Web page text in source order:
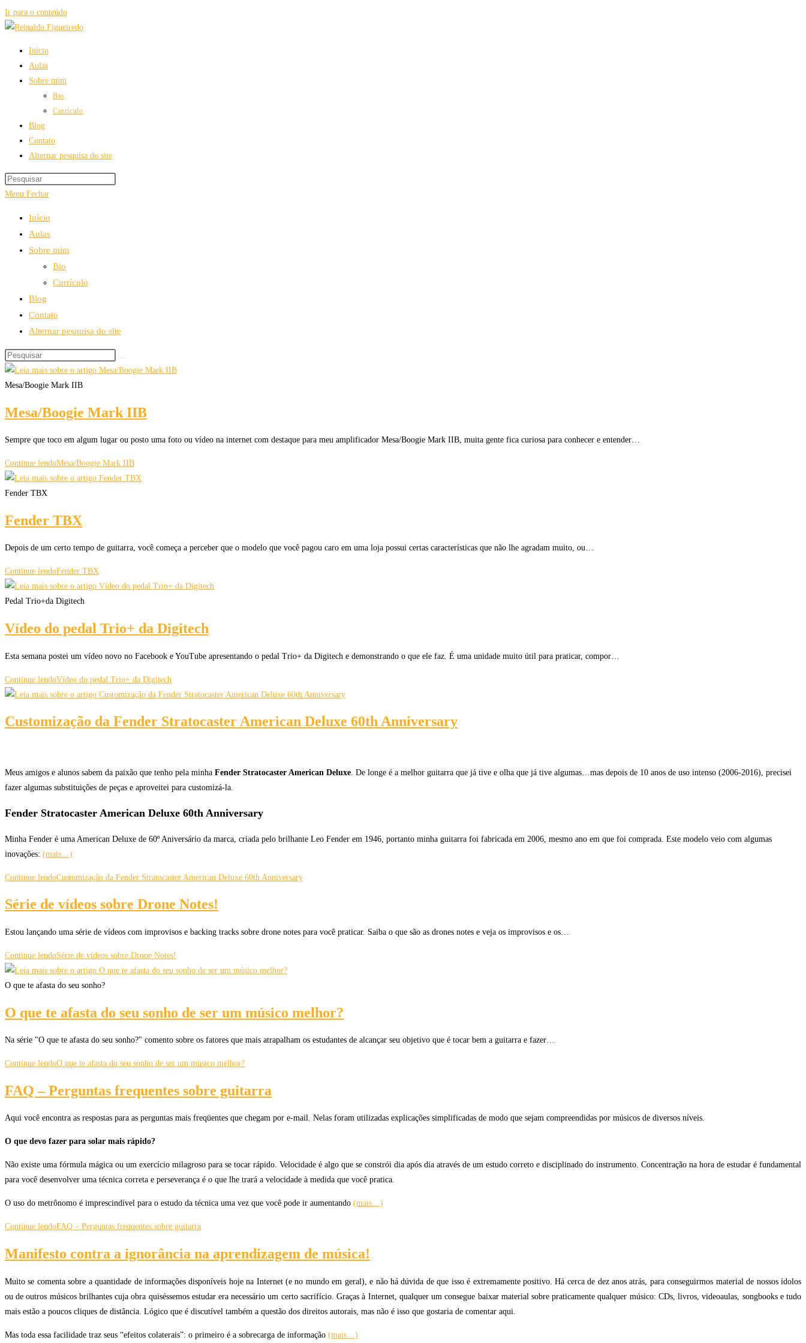
Ir para o conteúdo
Início
Aulas
Sobre mim
Bio
Currículo
Blog
Contato
Alternar pesquisa do site
Menu Fechar
Início
Aulas
Sobre mim
Bio
Currículo
Blog
Contato
Alternar pesquisa do site
Mesa/Boogie Mark IIB
Mesa/Boogie Mark IIB
Sempre que toco em algum lugar ou posto uma foto ou vídeo na internet com destaque para meu amplificador Mesa/Boogie Mark IIB, muita gente fica curiosa para conhecer e entender…
Continue lendoMesa/Boogie Mark IIB
Fender TBX
Fender TBX
Depois de um certo tempo de guitarra, você começa a perceber que o modelo que você pagou caro em uma loja possui certas características que não lhe agradam muito, ou…
Continue lendoFender TBX
Pedal Trio+da Digitech
Vídeo do pedal Trio+ da Digitech
Esta semana postei um vídeo novo no Facebook e YouTube apresentando o pedal Trio+ da Digitech e demonstrando o que ele faz. É uma unidade muito útil para praticar, compor…
Continue lendoVídeo do pedal Trio+ da Digitech
Customização da Fender Stratocaster American Deluxe 60th Anniversary
Meus amigos e alunos sabem da paixão que tenho pela minha Fender Stratocaster American Deluxe . De longe é a melhor guitarra que já tive e olha que já tive algumas…mas depois de 10 anos de uso intenso (2006-2016), precisei
fazer algumas substituições de peças e aproveitei para customizá-la.
Fender Stratocaster American Deluxe 60th Anniversary
Minha Fender é uma American Deluxe de 60º Aniversário da marca, criada pelo brilhante Leo Fender em 1946, portanto minha guitarra foi fabricada em 2006, mesmo ano em que foi comprada. Este modelo veio com algumas
inovações: (mais…)
Continue lendoCustomização da Fender Stratocaster American Deluxe 60th Anniversary
Série de vídeos sobre Drone Notes!
Estou lançando uma série de vídeos com improvisos e backing tracks sobre drone notes para você praticar. Saiba o que são as drones notes e veja os improvisos e os…
Continue lendoSérie de vídeos sobre Drone Notes!
O que te afasta do seu sonho?
O que te afasta do seu sonho de ser um músico melhor?
Na série "O que te afasta do seu sonho?" comento sobre os fatores que mais atrapalham os estudantes de alcançar seu objetivo que é tocar bem a guitarra e fazer…
Continue lendoO que te afasta do seu sonho de ser um músico melhor?
FAQ – Perguntas frequentes sobre guitarra
Aqui você encontra as respostas para as perguntas mais freqüentes que chegam por e-mail. Nelas foram utilizadas explicações simplificadas de modo que sejam compreendidas por músicos de diversos níveis.
O que devo fazer para solar mais rápido?
Não existe uma fórmula mágica ou um exercício milagroso para se tocar rápido. Velocidade é algo que se constrói dia após dia através de um estudo correto e disciplinado do instrumento. Concentração na hora de estudar é fundamental
para você desenvolver uma técnica correta e perseverança é o que lhe trará a velocidade à medida que você pratica.
O uso do metrônomo é imprescindível para o estudo da técnica uma vez que você pode ir aumentando (mais…)
Continue lendoFAQ – Perguntas frequentes sobre guitarra
Manifesto contra a ignorância na aprendizagem de música!
Muito se comenta sobre a quantidade de informações disponíveis hoje na Internet (e no mundo em geral), e não há dúvida de que isso é extremamente positivo. Há cerca de dez anos atrás, para conseguirmos material de nossos ídolos
ou de outros músicos brilhantes cuja obra quiséssemos estudar era necessário um certo sacrifício. Graças à Internet, qualquer um consegue baixar material sobre praticamente qualquer músico: CDs, livros, videoaulas, songbooks e tudo
mais estão a poucos cliques de distância. Lógico que é discutível também a questão dos direitos autorais, mas não é isso que gostaria de comentar aqui.
Mas toda essa facilidade traz seus “efeitos colaterais”: o primeiro é a sobrecarga de informação (mais…)